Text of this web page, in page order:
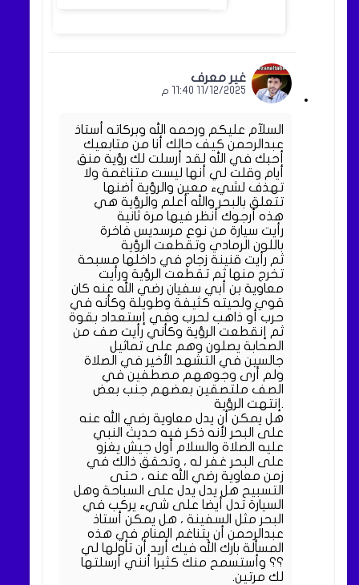
غير معرف
11/12/2025 11:40 م
السلآم عليكم ورحمه الله وبركاته أستاذ
عبدالرحمن كيف حالك أنا من متابعيك
أحبك في الله لقد أرسلت لك رؤية منق
أيام وقلت لي أنها ليست متناغمة ولا
تهذف لشيء معين والرؤية أضنها
تتعلق بالبحر والله أعلم والرؤية هي
هذه أرجوك أنظر فيها مرة ثانية
رأيت سيارة من نوع مرسديس فاخرة
باللون الرمادي وتقطعت الرؤية
ثم رأيت قنينة زجاج في داخلها مسبحة
تخرج منها ثم تقطعت الرؤية ورأيت
معاوية بن أبي سفيان رضي الله عنه كان
قوي ولحيته كثيفة وطويلة وكأنه في
حرب أو ذاهب لحرب وفي إستعداد بقوة
ثم إنقطعت الرؤية وكأني رأيت صف من
الصحابة يصلون وهم على تماثيل
جالسين في التشهد الأخير في الصلاة
ولم أرى وجوههم مصطفين في
الصف ملتصقين بعضهم جنب بعض
.إنتهت الرؤية
هل يمكن أن يدل معاوية رضي الله عنه
على البحر لأنه ذكر فيه حديث النبي
عليه الصلاة والسلام أول جيش يغزو
على البحر غفر له ، وتحقق ذالك في
زمن معاوية رضي الله عنه ، حتى
التسبيح هل يدل يدل على السباحة وهل
السيارة تدل أيضا على شيء يركب في
البحر مثل السفينة ، هل يمكن أستاذ
عبدالرحمن أن يتناغم المنام في هذه
المسألة بارك الله فيك أريد أن تأولها لي
؟؟ وأستسمح منك كثيرا أنني أرسلتها
لك مرتين.